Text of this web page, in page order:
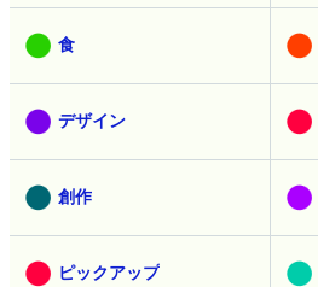
食
デザイン
創作
ピックアップ